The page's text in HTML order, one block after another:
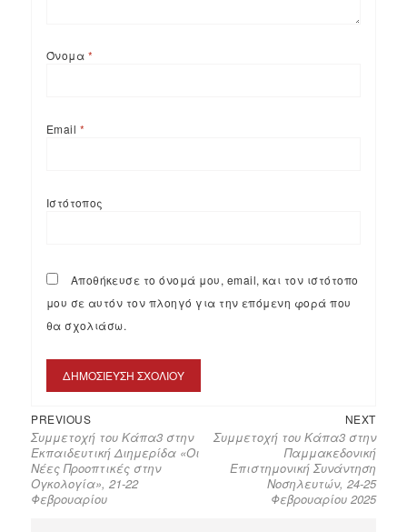
Όνομα *
Email *
Ιστότοπος
Αποθήκευσε το όνομά μου, email, και τον ιστότοπο
μου σε αυτόν τον πλοηγό για την επόμενη φορά που
θα σχολιάσω.
PREVIOUS
Συμμετοχή του Κάπα3 στην
Εκπαιδευτική Διημερίδα «Οι
Νέες Προοπτικές στην
Ογκολογία», 21-22
Φεβρουαρίου
NEXT
Συμμετοχή του Κάπα3 στην
Παμμακεδονική
Επιστημονική Συνάντηση
Νοσηλευτών, 24-25
Φεβρουαρίου 2025